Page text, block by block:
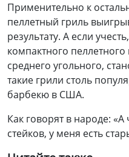
Применительно к
пеллетный гриль
результату. А если
компактного
среднего угольного,
такие грили столь
барбекю в США.
Как говорят в народе:
стейков, у меня есть